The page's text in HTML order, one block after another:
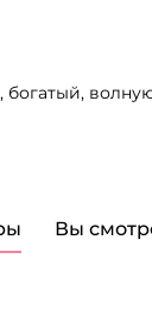
богатый,
Вы